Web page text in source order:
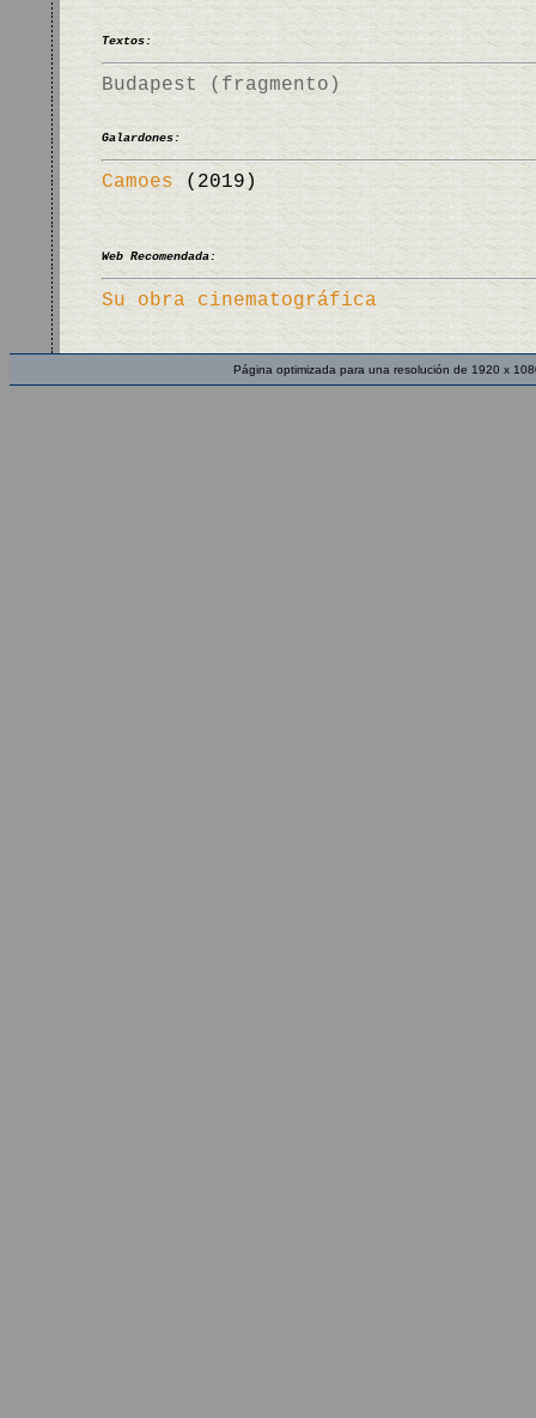
Textos:
Budapest (fragmento)
Galardones:
Camoes (2019)
Web Recomendada:
Su obra cinematográfica
Página optimizada para una resolución de 1920 x